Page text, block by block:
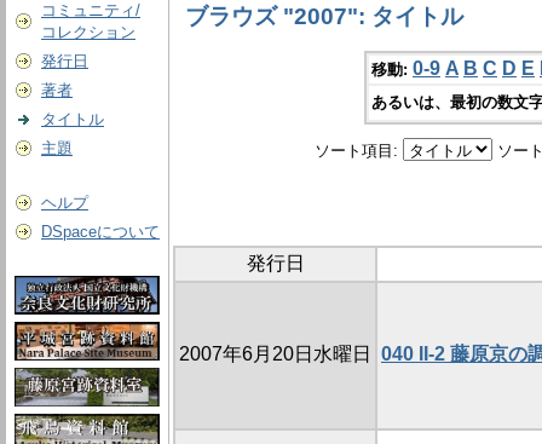
コミュニティ/
コレクション
発行日
著者
タイトル
主題
ヘルプ
DSpaceについて
ブラウズ "2007": タイトル
移動: 0-9 A B C D E
あるいは、最初の数文
ソート項目: ソー
発行日
2007年6月20日水曜日 040 II-2 藤原京の